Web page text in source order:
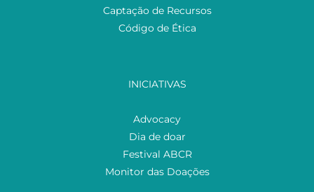
Captação de Recursos
Código de Ética
INICIATIVAS
Advocacy
Dia de doar
Festival ABCR
Monitor das Doações